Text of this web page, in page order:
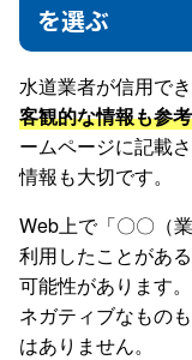
を選ぶ
水道業者が信用でき
客観的な情報も参
ームページに記載
情報も大切です。
Web上で「〇〇（
利用したことがあ
可能性があります
ネガティブなもの
はありません。